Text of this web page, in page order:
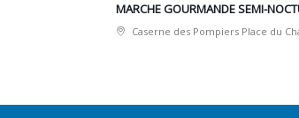
MARCHE GOURMANDE SEMI-
Caserne des Pompiers Place du